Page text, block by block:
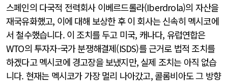
스페인의 다국적 전력회사 이베르드롤라(Iberdrola)의 자산을
재국유화했고, 이에 대해 보상한 후 이 회사는 신속히 멕시코에
서 철수했습니다. 이 조치를 두고 미국, 캐나다, 유럽연합은
WTO의 투자자-국가 분쟁해결제(ISDS)를 근거로 법적 조치를
하겠다고 멕시코에 경고장을 보냈지만, 실제 조치는 아직 없습
니다. 현재는 멕시코가 가장 멀리 나아갔고, 콜롬비아도 그 방향